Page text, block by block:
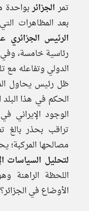
تمرالجزائربواحدة
بعد المظاهرات
الرئيس الجزائري
رئاسية خامسة، وفي
الدولي وتفاعله مع
ظل رئيس يحاول
الحكم في هذا
الوجود الإيراني
تراقب بحذر بالغ
مصالحها المركبة؛
لتحليل السياسات
اللحظة الراهنة
الأوضاع في